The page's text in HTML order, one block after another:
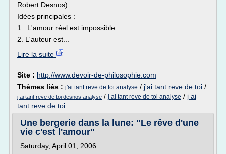
Robert Desnos)
Idées principales :
1. L'amour réel est impossible
2. L'auteur est...
Lire la suite
Site : http://www.devoir-de-philosophie.com
Thèmes liés : j'ai tant reve de toi analyse / j'ai tant reve de toi /
j ai tant reve de toi desnos analyse / j ai tant reve de toi analyse / j ai
tant reve de toi
Une bergerie dans la lune: "Le rêve d'une
vie c'est l'amour"
Saturday, April 01, 2006